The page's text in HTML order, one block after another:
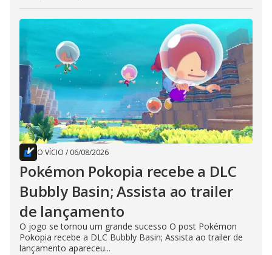
O VÍCIO / 06/08/2026
Pokémon Pokopia recebe a DLC
Bubbly Basin; Assista ao trailer
de lançamento
O jogo se tornou um grande sucesso O post Pokémon
Pokopia recebe a DLC Bubbly Basin; Assista ao trailer de
lançamento apareceu...